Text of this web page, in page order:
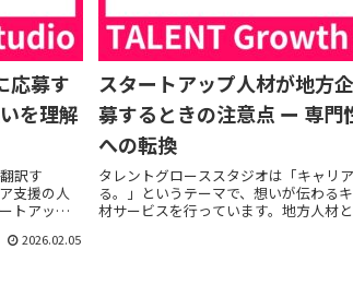
応募す
を理解
訳す
支援の人
トアップ
ま...
2026.02.05
スタートアップ人材が地方
募するときの注意点 ー 専門
への転換
タレントグローススタジオは「キャリ
る。」というテーマで、想いが伝わる
材サービスを行っています。地方人材
を翻訳し、想いが伝わる転職活動を支